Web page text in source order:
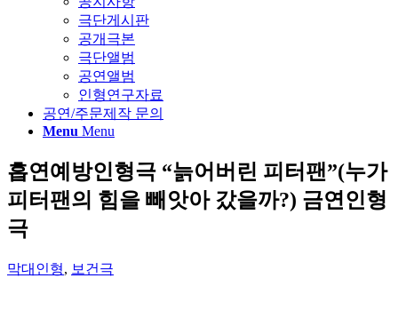
극단게시판
공개극본
극단앨범
공연앨범
인형연구자료
공연/주문제작 문의
Menu Menu
흡연예방인형극 “늙어버린 피터팬”(누가
피터팬의 힘을 빼앗아 갔을까?) 금연인형
극
막대인형, 보건극